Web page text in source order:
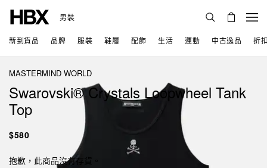
男裝
新到貨品 品牌 服裝 鞋履 配飾 生活 運動 中古逸品 折
MASTERMIND WORLD
Swarovski® Crystals Loopwheel Tank
Top
$580
抱歉，此商品沒有存貨。